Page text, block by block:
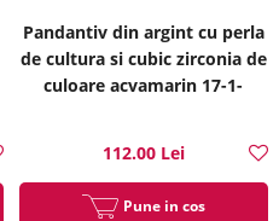
Pandantiv din argint cu perla
de cultura si cubic zirconia de
culoare acvamarin 17-1-
112.00 Lei
Pune in cos